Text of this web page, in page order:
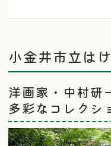
小金井市立は
洋画家・中村研
多彩なコレクシ